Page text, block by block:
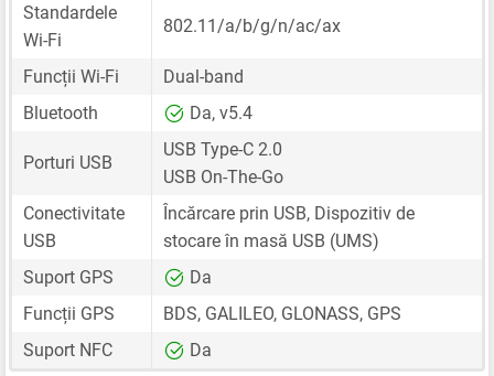
Standardele
Wi-Fi
802.11/a/b/g/n/ac/ax
Funcții Wi-Fi
Dual-band
Bluetooth
Da, v5.4
Porturi USB
USB Type-C 2.0
USB On-The-Go
Conectivitate
USB
Încărcare prin USB, Dispozitiv de
stocare în masă USB (UMS)
Suport GPS
Da
Funcții GPS
BDS, GALILEO, GLONASS, GPS
Suport NFC
Da